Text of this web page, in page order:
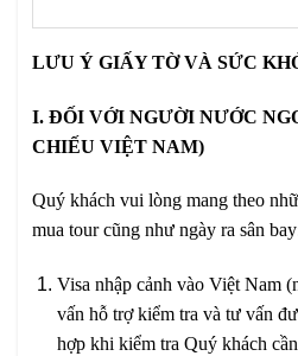
LƯU Ý GIẤY TỜ VÀ SỨC
I. ĐỐI VỚI NGƯỜI NƯỚC
CHIẾU VIỆT NAM)
Quý khách vui lòng mang theo
mua tour cũng như ngày ra sân
Visa nhập cảnh vào Việt Nam
vấn hỗ trợ kiểm tra và tư vấn
hợp khi kiểm tra Quý khách